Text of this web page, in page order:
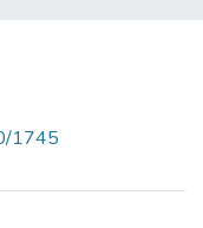
1745